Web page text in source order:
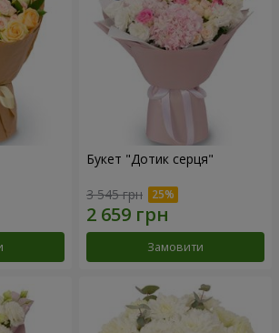
Букет "Дотик серця"
3 545 грн
Замовити